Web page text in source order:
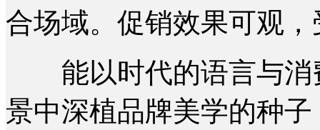
合场域。促销效果可观
能以时代的语言与消
景中深植品牌美学的种